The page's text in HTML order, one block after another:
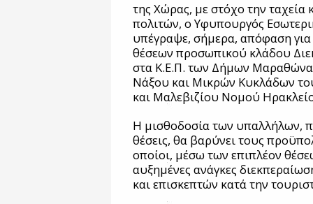
της Χώρας, με στόχο την ταχεία
πολιτών, ο Υφυπουργός
υπέγραψε, σήμερα, απόφαση
θέσεων προσωπικού κλάδου
στα Κ.Ε.Π. των Δήμων Μαραθώνα
Νάξου και Μικρών Κυκλάδων
και Μαλεβιζίου Νομού
Η μισθοδοσία των υπαλλήλων,
θέσεις, θα βαρύνει τους
οποίοι, μέσω των επιπλέον
αυξημένες ανάγκες
και επισκεπτών κατά την